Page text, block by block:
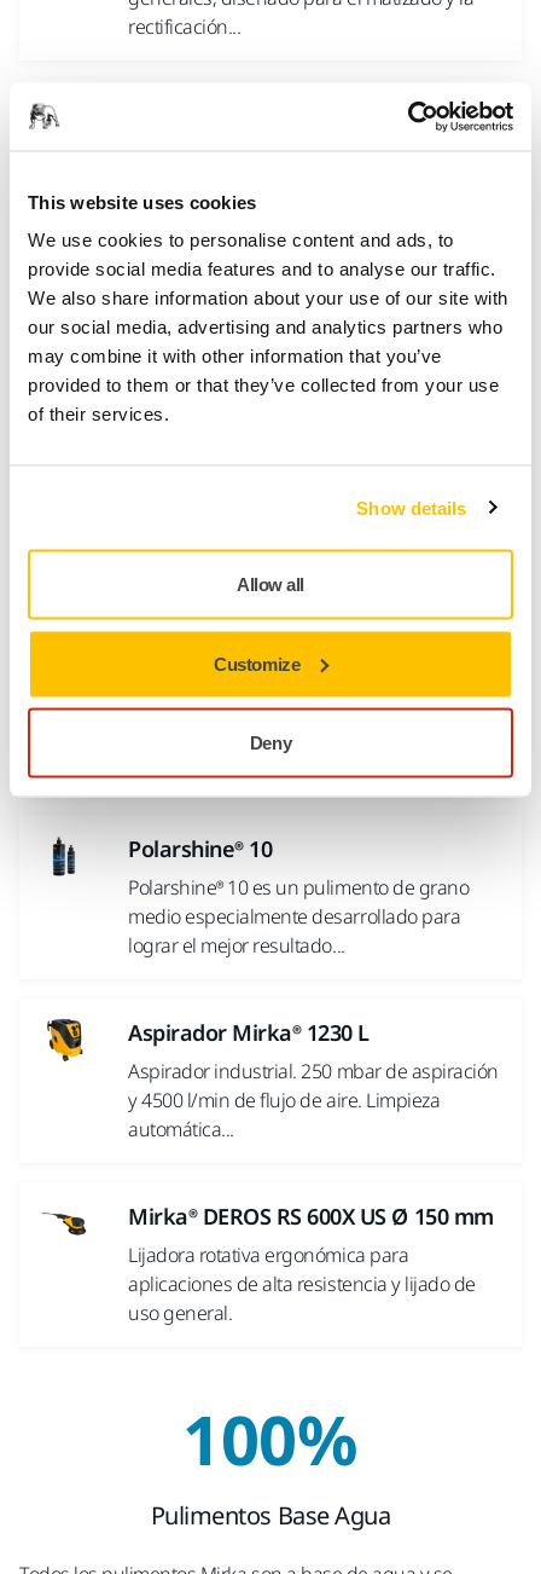
This website uses cookies
We use cookies to personalise content and ads, to
provide social media features and to analyse our traffic.
We also share information about your use of our site with
our social media, advertising and analytics partners who
may combine it with other information that you’ve
provided to them or that they’ve collected from your use
of their services.
Show details
Allow all
Customize
Deny
rectificación...
superficies...
ABRANET® ACE Ø 225 mm Grip
Abranet Ace ha sido desarrollado para
aplicaciones de lijado más duras y
exigentes. Gracias a...
Abrasivo de malla que proporciona un lijado
Libre de Polvo, un mayor rendimiento y
Abralon® J3 Ø 225 mm Soft Grip
El recubrimiento especialmente reforzado, al
que se le aplica la tecnología de adherencia
Progressive Bond™...
Polarshine® 10
Polarshine® 10 es un pulimento de grano
medio especialmente desarrollado para
lograr el mejor resultado...
Aspirador Mirka® 1230 L
Aspirador industrial. 250 mbar de aspiración
y 4500 l/min de flujo de aire. Limpieza
automática...
Mirka® DEROS RS 600X US Ø 150 mm
Lijadora rotativa ergonómica para
aplicaciones de alta resistencia y lijado de
uso general.
100%
Pulimentos Base Agua